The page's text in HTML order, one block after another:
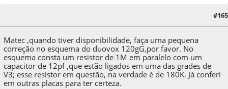
#165
Matec ,quando tiver disponibilidade, faça uma pequena
correção no esquema do duovox 120gG,por favor. No
esquema consta um resistor de 1M em paralelo com um
capacitor de 12pf ,que estão ligados em uma das grades de
V3; esse resistor em questão, na verdade é de 180K. Já conferi
em outras placas para ter certeza.